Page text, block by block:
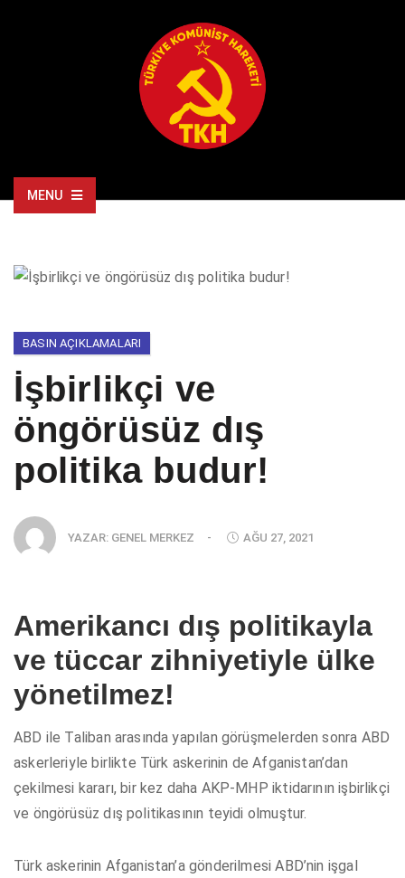
MENU
BASIN AÇIKLAMALARI
İşbirlikçi ve
öngörüsüz dış
politika budur!
YAZAR: GENEL MERKEZ - AĞU 27, 2021
Amerikancı dış politikayla
ve tüccar zihniyetiyle ülke
yönetilmez!
ABD ile Taliban arasında yapılan görüşmelerden sonra ABD
askerleriyle birlikte Türk askerinin de Afganistan’dan
çekilmesi kararı, bir kez daha AKP-MHP iktidarının işbirlikçi
ve öngörüsüz dış politikasının teyidi olmuştur.
Türk askerinin Afganistan’a gönderilmesi ABD’nin işgal